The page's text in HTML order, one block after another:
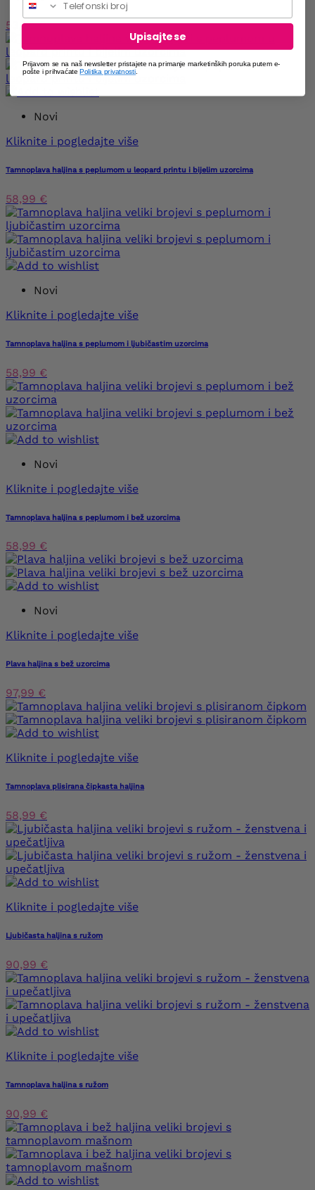
53,99 €
Novi
Kliknite i pogledajte više
Tamnoplava haljina s peplumom u leopard printu i bijelim uzorcima
58,99 €
Novi
Kliknite i pogledajte više
Tamnoplava haljina s peplumom i ljubičastim uzorcima
58,99 €
Novi
Kliknite i pogledajte više
Tamnoplava haljina s peplumom i bež uzorcima
58,99 €
Novi
Kliknite i pogledajte više
Plava haljina s bež uzorcima
97,99 €
Kliknite i pogledajte više
Tamnoplava plisirana čipkasta haljina
58,99 €
Kliknite i pogledajte više
Ljubičasta haljina s ružom
90,99 €
Kliknite i pogledajte više
Tamnoplava haljina s ružom
90,99 €
Upisajte se
Prijavom se na naš newsletter pristajete na primanje marketinških poruka putem e-
pošte i prihvaćatePolitika privatnosti